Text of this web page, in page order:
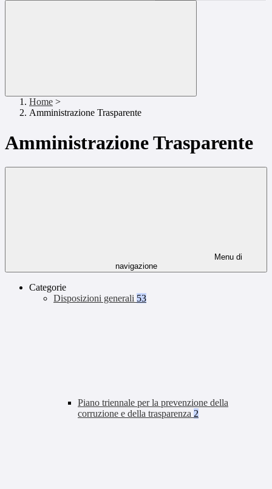
Home >
Amministrazione Trasparente
Amministrazione Trasparente
Menu di
navigazione
Categorie
Disposizioni generali 53
Piano triennale per la prevenzione della
corruzione e della trasparenza 2